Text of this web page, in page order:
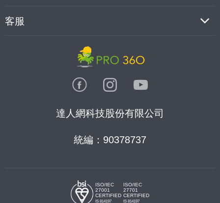
客服
達人網科技股份有限公司
統編：90378737
ISO/IEC
27001
CERTIFIED
IS 814197
ISO/IEC
27701
CERTIFIED
IS 814197